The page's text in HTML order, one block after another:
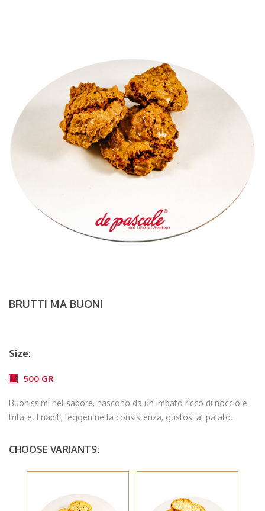
BRUTTI MA BUONI
Size:
500 GR
Buonissimi nel sapore, nascono da un impato ricco di nocciole
tritate. Friabili, leggeri nella consistenza, gustosi al palato.
CHOOSE VARIANTS: